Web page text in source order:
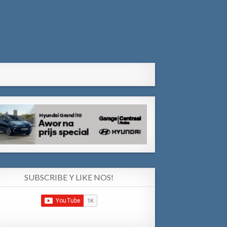
SUBSCRIBE Y LIKE NOS!